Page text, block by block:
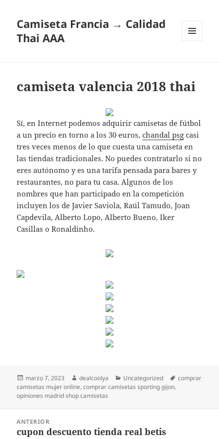
Camiseta Francia → Calidad
Thai AAA
camiseta valencia 2018 thai
Sí, en Internet podemos adquirir camisetas de fútbol
a un precio en torno a los 30 euros,chandal psg casi
tres veces menos de lo que cuesta una camiseta en
las tiendas tradicionales. No puedes contratarlo si no
eres autónomo y es una tarifa pensada para bares y
restaurantes, no para tu casa. Algunos de los
nombres que han participado en la competición
incluyen los de Javier Saviola, Raúl Tamudo, Joan
Capdevila, Alberto Lopo, Alberto Bueno, Iker
Casillas o Ronaldinho.
Publicado
el
marzo 7, 2023 Autor
dealcoolya Categorías
Uncategorized Etiquetas
comprar
camisetas mujer online,comprar camisetas sporting gijon,
opiniones madrid shop camisetas
ANTERIOR
Entrada
cupon descuento tienda real betis